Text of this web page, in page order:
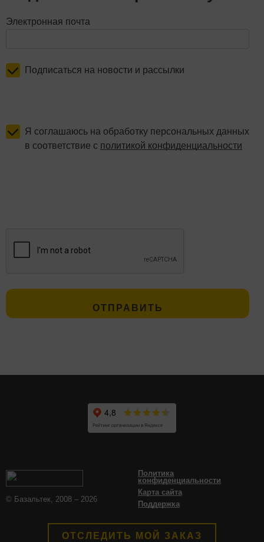
Электронная почта
Подписаться на новости и рассылки
Я соглашаюсь на обработку персональных данных
в соответствие с политикой конфиденциальности
© Базальтек, 2008 – 2026
Политика
конфиденциальности
Карта сайта
Поддержка
ОТСЛЕДИТЬ МОЙ ЗАКАЗ